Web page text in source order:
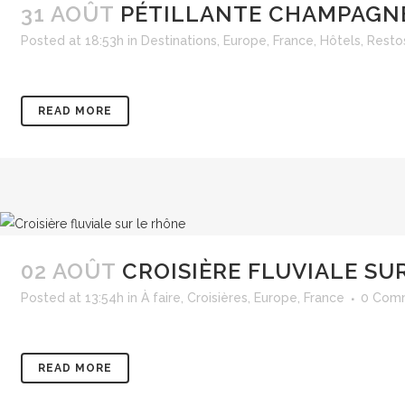
31 AOÛT PÉTILLANTE
Posted at 18:53h in Destinations Europe France Hôtels
READ MORE
02 AOÛT CROISIÈRE FLUVIALE
Posted at 13:54h in À faire Croisières Europe France 0
READ MORE